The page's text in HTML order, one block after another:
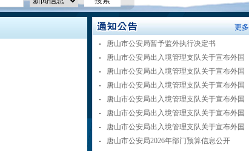
更多
唐山市公安局暂予监外执行决定书
唐山市公安局出入境管理支队关于宣布外国
唐山市公安局出入境管理支队关于宣布外国
唐山市公安局出入境管理支队关于宣布外国
唐山市公安局出入境管理支队关于宣布外国
唐山市公安局出入境管理支队关于宣布外国
唐山市公安局出入境管理支队关于宣布外国
唐山市公安局2026年部门预算信息公开